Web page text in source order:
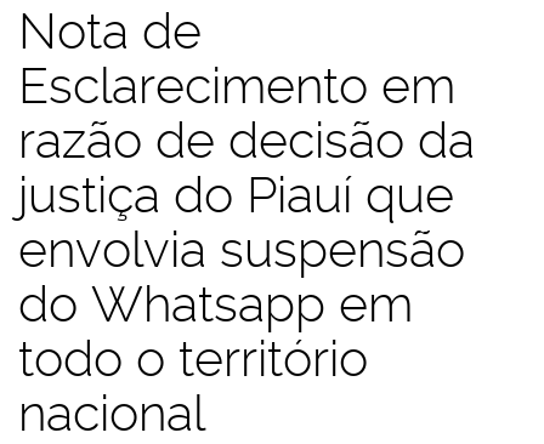
Nota de
Esclarecimento em
razão de decisão da
justiça do Piauí que
envolvia suspensão
do Whatsapp em
todo o território
nacional